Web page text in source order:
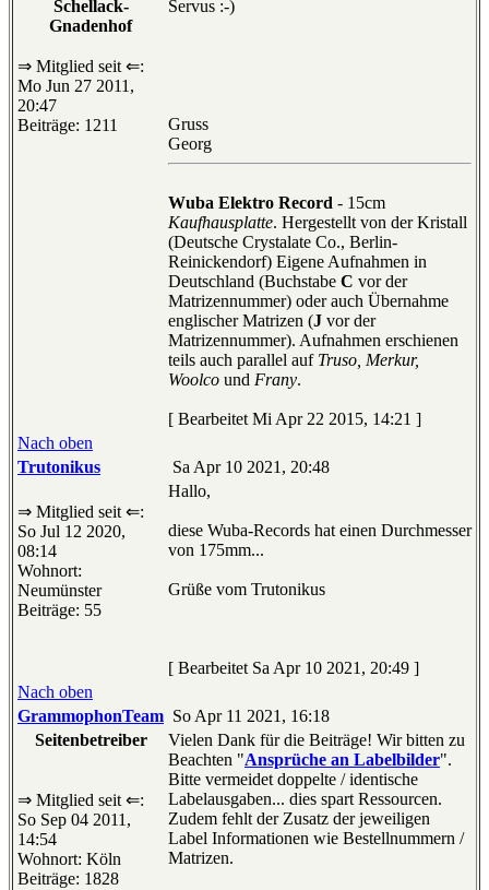
Schellack-
Gnadenhof
⇒ Mitglied seit ⇐:
Mo Jun 27 2011,
20:47
Beiträge: 1211
Servus :-)
Gruss
Georg
Wuba Elektro Record - 15cm
Kaufhausplatte. Hergestellt von der Kristall
(Deutsche Crystalate Co., Berlin-
Reinickendorf) Eigene Aufnahmen in
Deutschland (Buchstabe C vor der
Matrizennummer) oder auch Übernahme
englischer Matrizen (J vor der
Matrizennummer). Aufnahmen erschienen
teils auch parallel auf Truso, Merkur,
Woolco und Frany.
[ Bearbeitet Mi Apr 22 2015, 14:21 ]
Nach oben
Trutonikus
Sa Apr 10 2021, 20:48
⇒ Mitglied seit ⇐:
So Jul 12 2020,
08:14
Wohnort:
Neumünster
Beiträge: 55
Hallo,
diese Wuba-Records hat einen Durchmesser
von 175mm...
Grüße vom Trutonikus
[ Bearbeitet Sa Apr 10 2021, 20:49 ]
Nach oben
GrammophonTeam So Apr 11 2021, 16:18
Seitenbetreiber
⇒ Mitglied seit ⇐:
So Sep 04 2011,
14:54
Wohnort: Köln
Beiträge: 1828
Vielen Dank für die Beiträge! Wir bitten zu
Beachten "Ansprüche an Labelbilder".
Bitte vermeidet doppelte / identische
Labelausgaben... dies spart Ressourcen.
Zudem fehlt der Zusatz der jeweiligen
Label Informationen wie Bestellnummern /
Matrizen.